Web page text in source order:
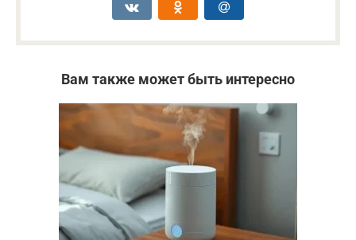
Вам также может быть интересно